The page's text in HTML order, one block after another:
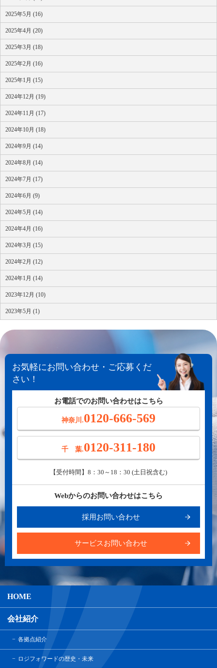
2025年5月 (16)
2025年4月 (20)
2025年3月 (18)
2025年2月 (16)
2025年1月 (15)
2024年12月 (19)
2024年11月 (17)
2024年10月 (18)
2024年9月 (14)
2024年8月 (14)
2024年7月 (17)
2024年6月 (9)
2024年5月 (14)
2024年4月 (16)
2024年3月 (15)
2024年2月 (12)
2024年1月 (14)
2023年12月 (10)
2023年5月 (1)
お気軽にお問い合わせ・ご応募くだ
さい！
お電話でのお問い合わせはこちら
神奈川.0120-666-569
千 葉.0120-311-180
【受付時間】8：30～18：30 (土日祝含む)
Webからのお問い合わせはこちら
採用お問い合わせ
サービスお問い合わせ
HOME
会社紹介
各拠点紹介
ロジフォワードの歴史・未来